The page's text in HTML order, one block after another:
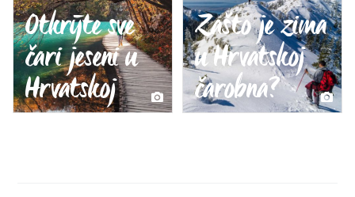
Otkrijte sve
čari jeseni u
Hrvatskoj
Zašto je zima
u Hrvatskoj
čarobna?